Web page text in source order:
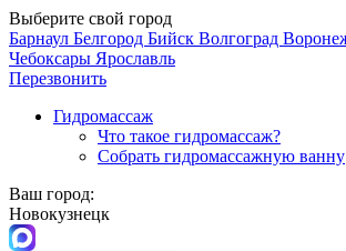
Выберите свой город
Барнаул Белгород Бийск Волгоград
Чебоксары Ярославль
Перезвонить
Гидромассаж
Что такое гидромассаж?
Собрать гидромассажную ванну
Ваш город:
Новокузнецк